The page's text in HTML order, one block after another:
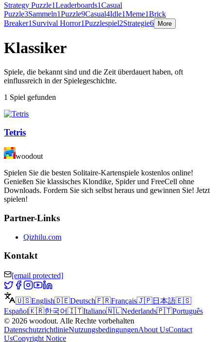
Strategy Puzzle1Leaderboards1Casual
Puzzle3Sammeln1Puzzle9Casual4Idle1Meme1Brick
Breaker1 Survival Horror1Puzzlespiel2Strategie6 More
Klassiker
Spiele, die bekannt sind und die Zeit überdauert haben, oft
einflussreich in der Spielegeschichte.
1 Spiel gefunden
Tetris
woodout
Spielen Sie die besten Solitaire-Kartenspiele kostenlos online!
Genießen Sie klassisches Klondike, Spider und FreeCell ohne
Downloads. Fordern Sie sich selbst heraus und gewinnen Sie! Jetzt
spielen!
Partner-Links
Qizhilu.com
Kontakt
[email protected]
🇺🇸English🇩🇪Deutsch🇫🇷Français🇯🇵日本語🇪🇸
Español🇰🇷한국어🇮🇹Italiano🇳🇱Nederlands🇵🇹Português
© 2026 woodout. Alle Rechte vorbehalten
DatenschutzrichtlinieNutzungsbedingungenAbout UsContact
UsCopyright Notice